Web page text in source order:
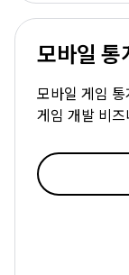
모바일 통
모바일 게임
게임 개발 비